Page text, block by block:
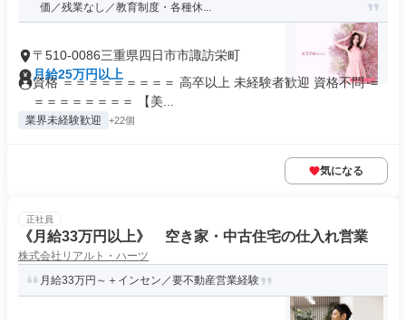
価／残業なし／教育制度・各種休...
〒510-0086三重県四日市市諏訪栄町
月給25万円以上
資格 ＝＝＝＝＝＝＝＝＝ 高卒以上 未経験者歓迎 資格不問 ＝
＝＝＝＝＝＝＝＝ 【美...
業界未経験歓迎 +22個
気になる
正社員
《月給33万円以上》 空き家・中古住宅の仕入れ営業
株式会社リアルト・ハーツ
月給33万円～＋インセン／要不動産営業経験